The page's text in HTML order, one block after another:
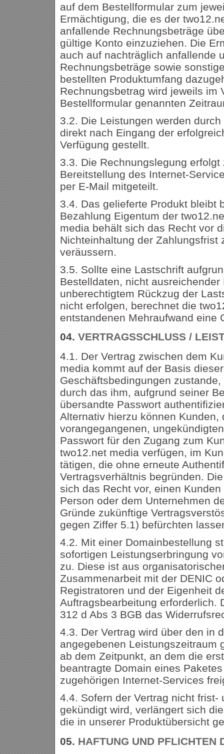
auf dem Bestellformular zum
Ermächtigung, die es der
anfallende Rechnungsbeträge
gültige Konto einzuziehen. Die
auch auf nachträglich anfallende
Rechnungsbeträge sowie
bestellten Produktumfang
Rechnungsbetrag wird jeweils im
Bestellformular genannten
3.2. Die Leistungen werden
direkt nach Eingang der
Verfügung gestellt.
3.3. Die Rechnungslegung
Bereitstellung des Internet-
per E-Mail mitgeteilt.
3.4. Das gelieferte Produkt bleibt
Bezahlung Eigentum der
media behält sich das Recht vor
Nichteinhaltung der Zahlungsfrist
veräussern.
3.5. Sollte eine Lastschrift
Bestelldaten, nicht
unberechtigtem Rückzug der
nicht erfolgen, berechnet die
entstandenen Mehraufwand eine
04. VERTRAGSSCHLUSS /
4.1. Der Vertrag zwischen dem
media kommt auf der Basis
Geschäftsbedingungen
durch das ihm, aufgrund seiner
übersandte Passwort
Alternativ hierzu können Kunden,
vorangegangenen,
Passwort für den Zugang zum
two12.net media verfügen, im
tätigen, die ohne erneute
Vertragsverhältnis begründen.
sich das Recht vor, einen
Person oder dem Unternehmen
Gründe zukünftige
gegen Ziffer 5.1) befürchten
4.2. Mit einer Domainbestellung
sofortigen Leistungserbringung
zu. Diese ist aus
Zusammenarbeit mit der DENIC
Registratoren und der Eigenheit
Auftragsbearbeitung erforderlich.
312 d Abs 3 BGB das
4.3. Der Vertrag wird über den in
angegebenen Leistungszeitraum
ab dem Zeitpunkt, an dem die
beantragte Domain eines
zugehörigen Internet-Services
4.4. Sofern der Vertrag nicht frist-
gekündigt wird, verlängert sich
die in unserer Produktübersicht
05. HAFTUNG UND PFLICHTEN